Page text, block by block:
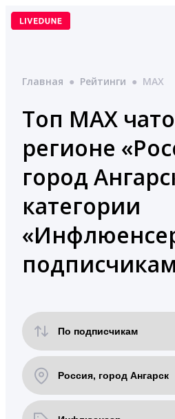
Перейти
Главная ● Рейтинги ● MAX
Топ MAX
регионе
город
категории